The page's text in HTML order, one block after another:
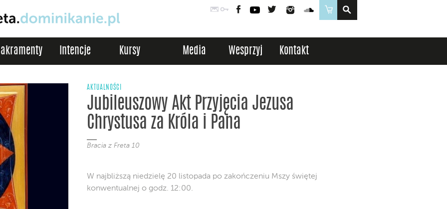
PocztaLogowanie
FacebookYouTubeTwitter InstagramSoundCloud
Sklep
Intencje Kursy Media Wesprzyj Kontakt
AKTUALNOŚCI
Jubileuszowy Akt Przyjęcia Jezusa
Chrystusa za Króla i Pana
Bracia z Freta 10
W najbliższą niedzielę 20 listopada po zakończeniu Mszy świętej
konwentualnej o godz. 12:00.